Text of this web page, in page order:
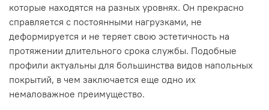
которые находятся на разных уровнях. Он прекрасно
справляется с постоянными нагрузками, не
деформируется и не теряет свою эстетичность на
протяжении длительного срока службы. Подобные
профили актуальны для большинства видов напольных
покрытий, в чем заключается еще одно их
немаловажное преимущество.